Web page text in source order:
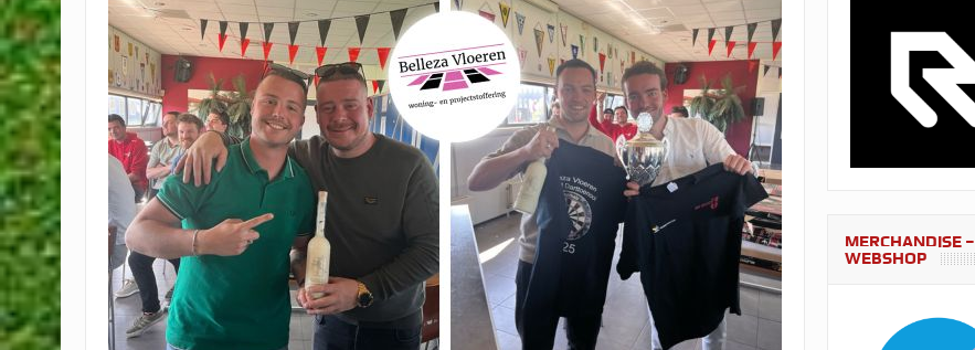
MERCHANDISE –
WEBSHOP